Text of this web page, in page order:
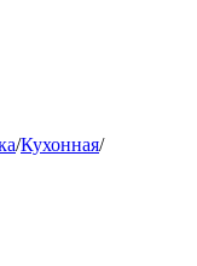
/Кухонная/